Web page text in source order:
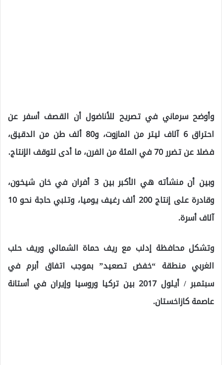
وأوضح سرماني في تصريح للأناضول أن القصف أسفر عن
احتراق 6 آلاف ليتر من المازوت، و80 ألف طن من الدقيق،
فضلا عن تضرر 70 في المئة من الفرن، ما أدى لتوقف الإنتاج.
وبين أن منشأته هي الأكبر بين 3 أفران في خان شيخون،
وقادرة على إنتاج 200 ألف رغيف يوميا، وتلبي حاجة نحو 10
آلاف أسرة.
وتشكل محافظة إدلب مع ريف حماة الشمالي وريف حلب
الغربي منطقة “خفض تصعيد” بموجب اتفاق أبرم في
سبتمبر / أيلول 2017 بين تركيا وروسيا وإيران في أستانة
عاصمة كازاخستان.